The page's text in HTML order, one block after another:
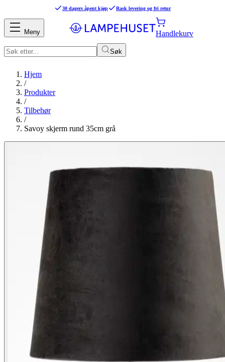
30 dagers åpent kjøp Rask levering og fri retur
Søk
Handlekurv
Meny
Hjem
/
Produkter
/
Tilbehør
/
Savoy skjerm rund 35cm grå